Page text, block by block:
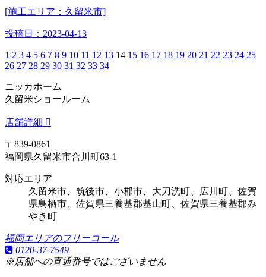
[施工エリア：久留米市]
投稿日： 2023-04-13
1 2 3 4 5 6 7 8 9 10 11 12 13 14 15 16 17 18 19 20 21 22 23 24 25
26 27 28 29 30 31 32 33 34
ニッカホーム
久留米ショールーム
店舗詳細
〒839-0861
福岡県久留米市合川町63-1
対応エリア
久留米市、筑後市、小郡市、大刀洗町、広川町、佐賀
県鳥栖市、佐賀県三養基郡基山町、佐賀県三養基郡み
やき町
福岡エリアのフリーコール
0120-37-7549
※店舗への直通番号ではございません